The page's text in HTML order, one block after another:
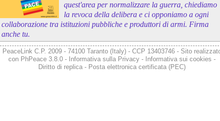
quest'area per normalizzare la guerra, chiediamo
la revoca della delibera e ci opponiamo a ogni
collaborazione tra istituzioni pubbliche e produttori di armi. Firma
anche tu.
PeaceLink C.P. 2009 - 74100 Taranto (Italy) - CCP 13403746 - Sito
con PhPeace 3.8.0- Informativa sulla Privacy- Informativa sui cookies -
Diritto di replica- Posta elettronica certificata (PEC)